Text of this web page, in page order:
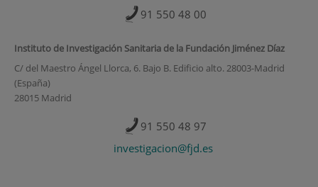
91 550 48 00
Instituto de Investigación Sanitaria de la Fundación Jiménez Díaz
C/ del Maestro Ángel Llorca, 6. Bajo B. Edificio alto. 28003-Madrid
(España)
28015 Madrid
91 550 48 97
investigacion@fjd.es